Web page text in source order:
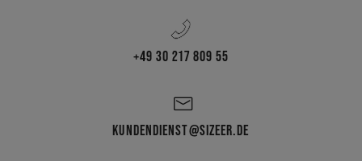
+49 30 217 809 55
KUNDENDIENST@SIZEER.DE